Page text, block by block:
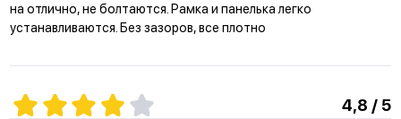
на отлично, не болтаются. Рамка и панелька легко
устанавливаются. Без зазоров, все плотно
4,8 / 5